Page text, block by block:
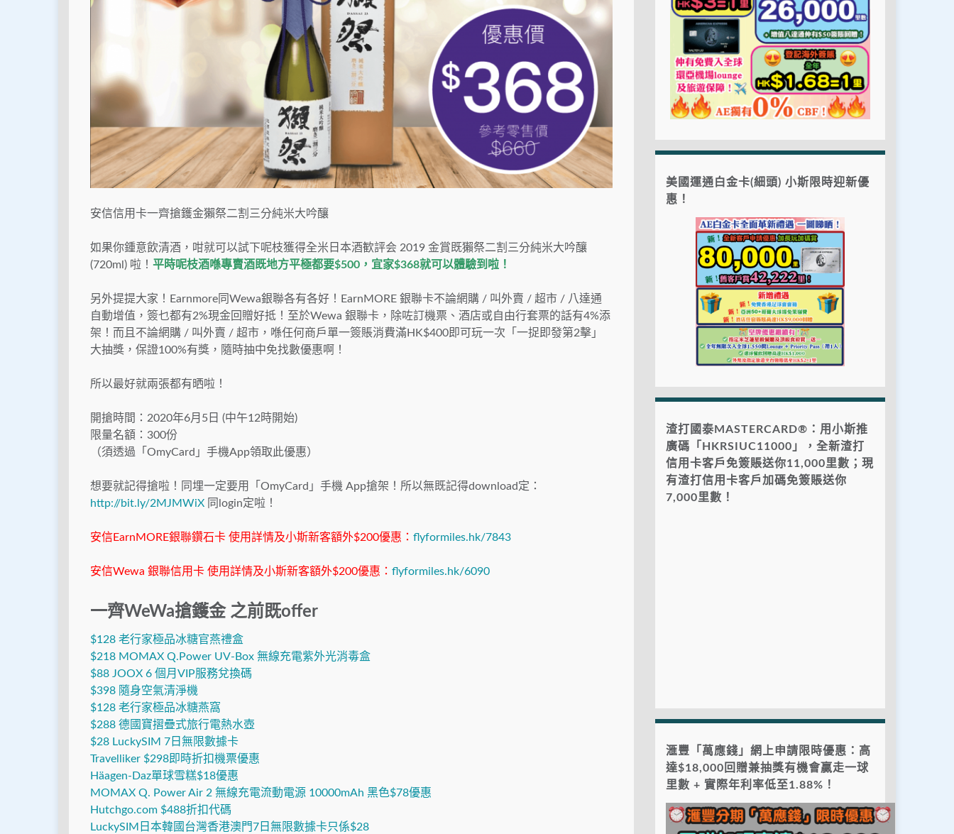
安信信用卡一齊搶鑊金獺祭二割三分純米大吟釀
如果你鍾意飲清酒，咁就可以試下呢枝獲得全米日本酒歓評会 2019 金賞既獺祭二割三分純米大吟釀
(720ml) 啦！ 平時呢枝酒喺專賣酒既地方平極都要$500，宜家$368就可以體驗到啦！
另外提提大家！Earnmore同Wewa銀聯各有各好！EarnMORE 銀聯卡不論網購 / 叫外賣 / 超市 / 八達通
自動增值，簽乜都有2%現金回贈好抵！至於Wewa 銀聯卡，除咗訂機票、酒店或自由行套票的話有4%添
架！而且不論網購 / 叫外賣 / 超市，喺任何商戶單一簽賬消費滿HK$400即可玩一次「一捉即發第2擊」
大抽獎，保證100%有獎，隨時抽中免找數優惠啊！
所以最好就兩張都有晒啦！
開搶時間：2020年6月5日 (中午12時開始)
限量名額：300份
（須透過「OmyCard」手機App領取此優惠）
想要就記得搶啦！同埋一定要用「OmyCard」手機 App搶架！所以無既記得download定：
http://bit.ly/2MJMWiX 同login定啦！
安信EarnMORE銀聯鑽石卡 使用詳情及小斯新客額外$200優惠： flyformiles.hk/7843
安信Wewa 銀聯信用卡 使用詳情及小斯新客額外$200優惠： flyformiles.hk/6090
一齊WeWa搶鑊金 之前既offer
$128 老行家極品冰糖官燕禮盒
$218 MOMAX Q.Power UV-Box 無線充電紫外光消毒盒
$88 JOOX 6 個月VIP服務兌換碼
$398 隨身空氣清淨機
$128 老行家極品冰糖燕窩
$288 德國寶摺疊式旅行電熱水壺
$28 LuckySIM 7日無限數據卡
Travelliker $298即時折扣機票優惠
Häagen-Daz單球雪糕$18優惠
MOMAX Q. Power Air 2 無線充電流動電源 10000mAh 黑色$78優惠
Hutchgo.com $488折扣代碼
LuckySIM日本韓國台灣香港澳門7日無限數據卡只係$28
美國運通白金卡(細頭) 小斯限時迎新優
惠！
渣打國泰MASTERCARD®：用小斯推
廣碼「HKRSIUC11000」，全新渣打
信用卡客戶免簽賬送你11,000里數；現
有渣打信用卡客戶加碼免簽賬送你
7,000里數！
滙豐「萬應錢」網上申請限時優惠：高
達$18,000回贈兼抽獎有機會贏走一球
里數 + 實際年利率低至1.88%！